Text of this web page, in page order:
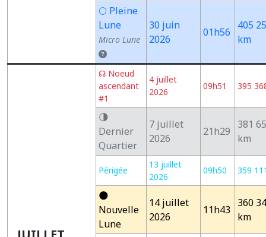
🌕 Pleine
Lune
Micro Lune
30 juin
2026
01h56
405
km
☊ Noeud
ascendant
#1
4 juillet
2026
09h51 395
🌗
Dernier
Quartier
7 juillet
2026
21h29
381
km
Périgée
13 juillet
2026
09h50 359
🌑
Nouvelle
Lune
14 juillet
2026
11h43
360
km